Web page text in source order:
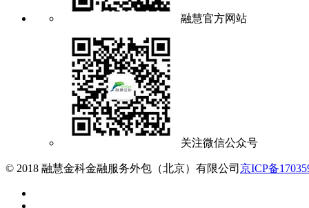
融慧官方网站
关注微信公众号
© 2018 融慧金科金融服务外包（北京）有限公司 京ICP备